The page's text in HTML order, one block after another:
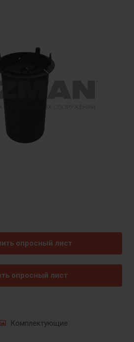
опросный лист
опросный лист
Комплектующие